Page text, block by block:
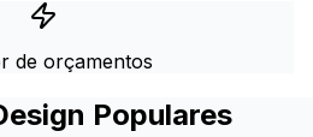
de orçamentos
Populares